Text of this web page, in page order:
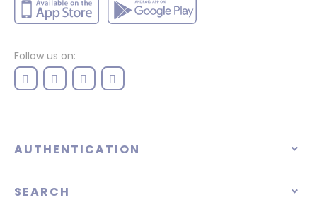
Follow us on:
AUTHENTICATION
SEARCH